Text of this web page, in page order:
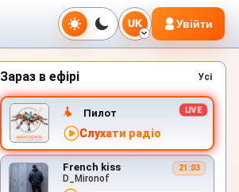
UK Увійти
Зараз в ефірі Усі
Пилот
Слухати радіо
French kiss 21:03
D_Mironof